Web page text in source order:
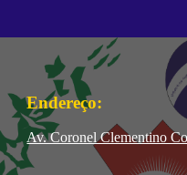
Endereço:
Av. Coronel Clementino